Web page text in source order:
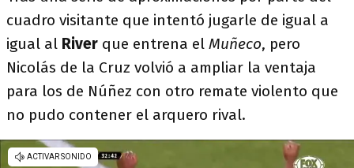
cuadro visitante que intentó jugarle de igual a
igual al River que entrena el Muñeco, pero
Nicolás de la Cruz volvió a ampliar la ventaja
para los de Núñez con otro remate violento que
no pudo contener el arquero rival.